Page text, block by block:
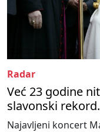
Radar
Već 23 godine
slavonski
Najavljeni koncert